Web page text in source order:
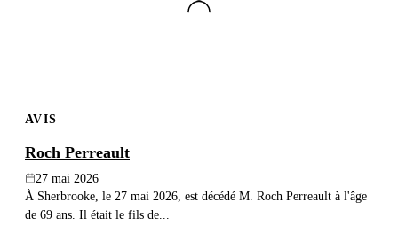
AVIS
Roch Perreault
27 mai 2026
À Sherbrooke, le 27 mai 2026, est décédé M. Roch Perreault à l'âge
de 69 ans. Il était le fils de...